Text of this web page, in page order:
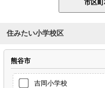
住みたい小学校区
熊谷市
吉岡小学校